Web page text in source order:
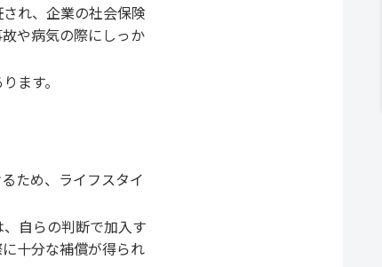
れ、企業の社会保険
や病気の際にしっか
ます。
ため、ライフスタイ
自らの判断で加入す
十分な補償が得られ